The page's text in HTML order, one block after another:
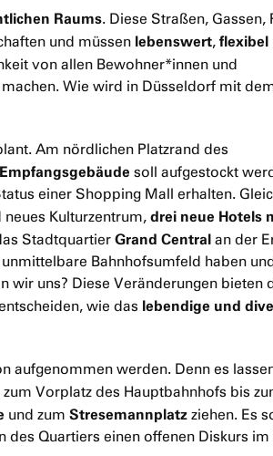
Raums. Diese Straßen, Gassen,
und müssen lebenswert, flexibel
von allen Bewohner*innen und
Wie wird in Düsseldorf mit
Am nördlichen Platzrand des
soll aufgestockt
einer Shopping Mall erhalten.
neues Kulturzentrum, drei neue Hotels
Stadtquartier Grand Central an der
Bahnhofsumfeld haben
wir uns? Diese Veränderungen bieten
wie das lebendige und
aufgenommen werden. Denn es
zum Vorplatz des Hauptbahnhofs bis
und zum Stresemannplatz ziehen. Es
Quartiers einen offenen Diskurs im